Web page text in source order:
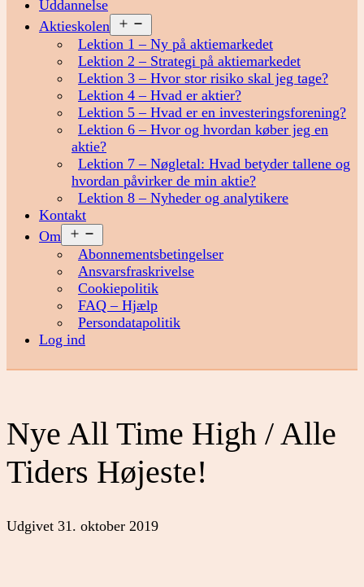
Uddannelse
Aktieskolen
menu
Lektion 1 – Ny på aktiemarkedet
Lektion 2 – Strategi på aktiemarkedet
Lektion 3 – Hvor stor risiko skal jeg tage?
Lektion 4 – Hvad er aktier?
Lektion 5 – Hvad er en investeringsforening?
Lektion 6 – Hvor og hvordan køber jeg en
aktie?
Lektion 7 – Nøgletal: Hvad betyder tallene og
hvordan påvirker de min aktie?
Lektion 8 – Nyheder og analytikere
Kontakt
Om
menu
Abonnementsbetingelser
Ansvarsfraskrivelse
Cookiepolitik
FAQ – Hjælp
Persondatapolitik
Log ind
Nye All Time High / Alle
Tiders Højeste!
Udgivet 31. oktober 2019